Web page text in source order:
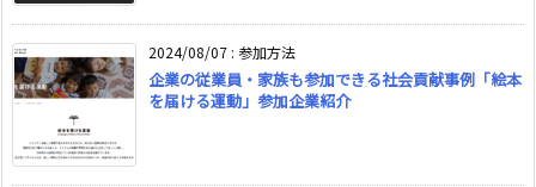
2024/08/07 : 参加方法
企業の従業員・家族も参加できる社会貢献事例「絵本
を届ける運動」参加企業紹介